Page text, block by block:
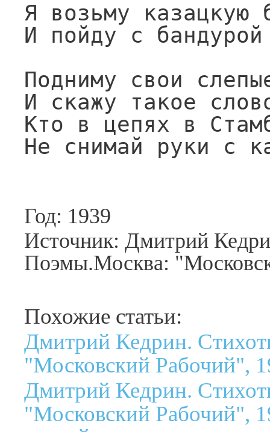
Я возьму казацкую
И пойду с
Подниму свои
И скажу такое
Кто в цепях в
Не снимай руки с
Год: 1939
Источник: Дмитрий
Поэмы.Москва:
Похожие статьи:
Дмитрий Кедрин.
"Московский Рабочий",
Дмитрий Кедрин.
"Московский Рабочий",